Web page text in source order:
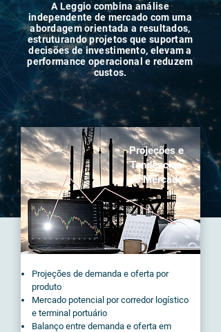
A Leggio combina análise
independente de mercado com uma
abordagem orientada a resultados,
estruturando projetos que suportam
decisões de investimento, elevam a
performance operacional e reduzem
custos.
Projeções e
Tendências
de Mercado
Projeções de demanda e oferta por
produto
Mercado potencial por corredor logístico
e terminal portuário
Balanço entre demanda e oferta em